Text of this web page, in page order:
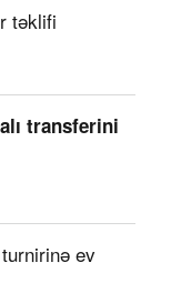
təklifi
transferini
ev